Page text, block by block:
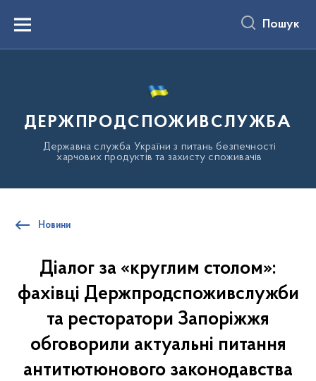
вмістуMenu Пошук
ДЕРЖПРОДСПОЖИВСЛУЖБА
Державна служба України з питань безпечності
харчових продуктів та захисту споживачів
Новини
Діалог за «круглим столом»:
фахівці Держпродспоживслужби
та ресторатори Запоріжжя
обговорили актуальні питання
антитютюнового законодавства